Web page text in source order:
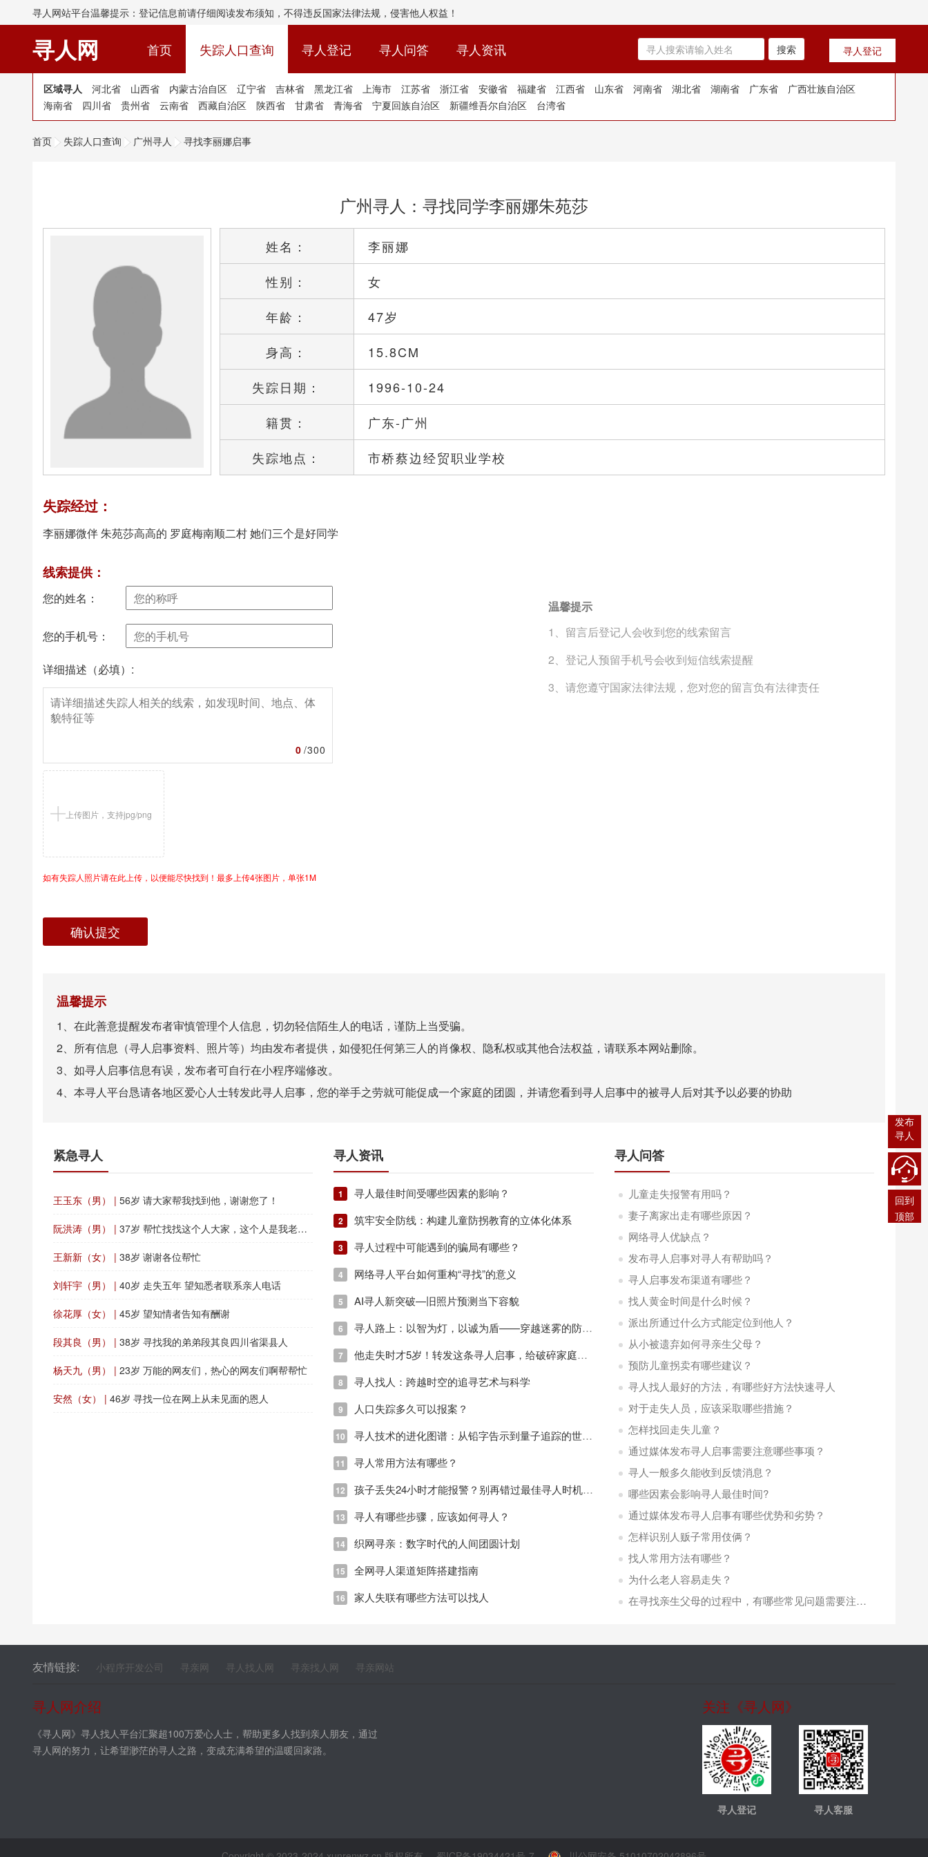
寻人网站平台温馨提示：登记信息前请仔细阅读发布须知，不得违反国家法律法规，侵害他人权益！
寻人网 首页(current)失踪人口查询 寻人登记 寻人问答 寻人资讯 寻人登记
搜索
区域寻人 河北省 山西省 内蒙古治自区 辽宁省 吉林省 黑龙江省 上海市 江苏省 浙江省 安徽省 福建省 江西省 山东省 河南省 湖北省 湖南省 广东省
广西壮族自治区
海南省
四川省 贵州省 云南省 西藏自治区 陕西省 甘肃省 青海省 宁夏回族自治区 新疆维吾尔自治区 台湾省
首页 失踪人口查询 广州寻人 寻找李丽娜启事
广州寻人：寻找同学李丽娜朱苑莎
姓名：
李丽娜
性别：
女
年龄：
47岁
身高：
15.8CM
失踪日期：
1996-10-24
籍贯：
广东-广州
失踪地点：
市桥蔡边经贸职业学校
失踪经过：
李丽娜微伴 朱苑莎高高的 罗庭梅南顺二村 她们三个是好同学
线索提供：
您的姓名：
您的手机号：
详细描述（必填）:
0 /300
上传图片，支持jpg/png
如有失踪人照片请在此上传，以便能尽快找到！最多上传4张图片，单张1M
确认提交
温馨提示
1、留言后登记人会收到您的线索留言
2、登记人预留手机号会收到短信线索提醒
3、请您遵守国家法律法规，您对您的留言负有法律责任
温馨提示
1、在此善意提醒发布者审慎管理个人信息，切勿轻信陌生人的电话，谨防上当受骗。
2、所有信息（寻人启事资料、照片等）均由发布者提供，如侵犯任何第三人的肖像权、隐私权或其他合法权益，请联系本网站删除。
3、如寻人启事信息有误，发布者可自行在小程序端修改。
4、本寻人平台恳请各地区爱心人士转发此寻人启事，您的举手之劳就可能促成一个家庭的团圆，并请您看到寻人启事中的被寻人后对其予以必要的协助
紧急寻人
王玉东（男） | 56岁 请大家帮我找到他，谢谢您了！
阮洪涛（男） | 37岁 帮忙找找这个人大家，这个人是我老公受累了大家
王新新（女） | 38岁 谢谢各位帮忙
刘轩宇（男） | 40岁 走失五年 望知悉者联系亲人电话
徐花厚（女） | 45岁 望知情者告知有酬谢
段其良（男） | 38岁 寻找我的弟弟段其良四川省渠县人
杨天九（男） | 23岁 万能的网友们，热心的网友们啊帮帮忙
安然（女） | 46岁 寻找一位在网上从未见面的恩人
寻人资讯
1 寻人最佳时间受哪些因素的影响？
2 筑牢安全防线：构建儿童防拐教育的立体化体系
3 寻人过程中可能遇到的骗局有哪些？
4 网络寻人平台如何重构“寻找”的意义
5 AI寻人新突破—旧照片预测当下容貌
6 寻人路上：以智为灯，以诚为盾——穿越迷雾的防骗指南
7 他走失时才5岁！转发这条寻人启事，给破碎家庭一个奇迹
8 寻人找人：跨越时空的追寻艺术与科学
9 人口失踪多久可以报案？
10 寻人技术的进化图谱：从铅字告示到量子追踪的世纪跨越
11 寻人常用方法有哪些？
12 孩子丢失24小时才能报警？别再错过最佳寻人时机了！
13 寻人有哪些步骤，应该如何寻人？
14 织网寻亲：数字时代的人间团圆计划
15 全网寻人渠道矩阵搭建指南
16 家人失联有哪些方法可以找人
寻人问答
儿童走失报警有用吗？
妻子离家出走有哪些原因？
网络寻人优缺点？
发布寻人启事对寻人有帮助吗？
寻人启事发布渠道有哪些？
找人黄金时间是什么时候？
派出所通过什么方式能定位到他人？
从小被遗弃如何寻亲生父母？
预防儿童拐卖有哪些建议？
寻人找人最好的方法，有哪些好方法快速寻人
对于走失人员，应该采取哪些措施？
怎样找回走失儿童？
通过媒体发布寻人启事需要注意哪些事项？
寻人一般多久能收到反馈消息？
哪些因素会影响寻人最佳时间?
通过媒体发布寻人启事有哪些优势和劣势？
怎样识别人贩子常用伎俩？
找人常用方法有哪些？
为什么老人容易走失？
在寻找亲生父母的过程中，有哪些常见问题需要注意？
友情链接: 小程序开发公司 寻亲网 寻人找人网 寻亲找人网 寻亲网站
寻人网介绍
《寻人网》寻人找人平台汇聚超100万爱心人士，帮助更多人找到亲人朋友，通过
寻人网的努力，让希望渺茫的寻人之路，变成充满希望的温暖回家路。
关注《寻人网》
寻人登记 寻人客服
发布
寻人
回到
顶部